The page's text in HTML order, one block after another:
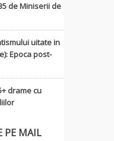
de Miniserii de
uitate in
Epoca post-
drame cu
PE MAIL